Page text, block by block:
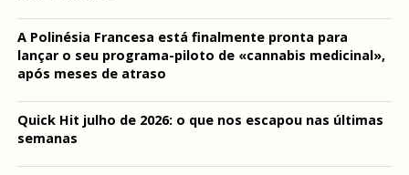
A Polinésia Francesa está finalmente pronta para
lançar o seu programa-piloto de «cannabis medicinal»,
após meses de atraso
Quick Hit julho de 2026: o que nos escapou nas últimas
semanas